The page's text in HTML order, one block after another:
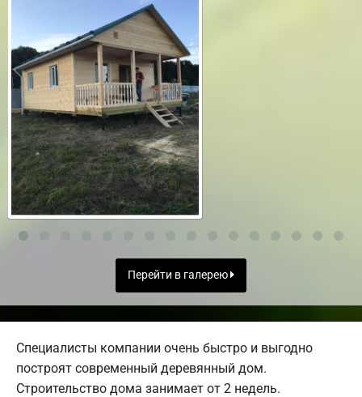
Перейти в галерею
Специалисты компании очень быстро и выгодно
построят современный деревянный дом.
Строительство дома занимает от 2 недель.